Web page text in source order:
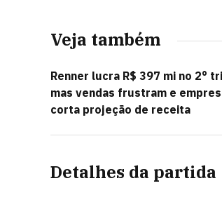
Veja também
Renner lucra R$ 397 mi no 2°
mas vendas frustram e
corta projeção de receita
Detalhes da partida